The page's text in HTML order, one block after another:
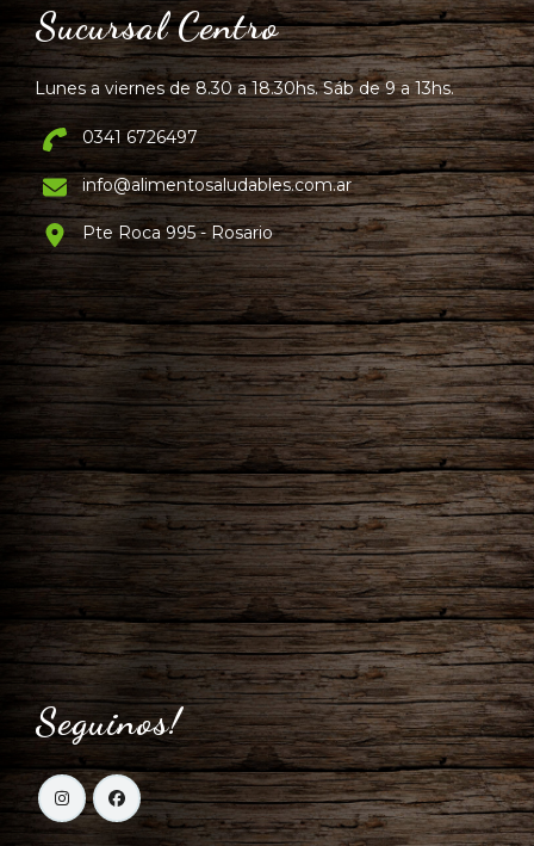
Sucursal Centro
Lunes a viernes de 8.30 a 18.30hs. Sáb de 9 a 13hs.
0341 6726497
info@alimentosaludables.com.ar
Pte Roca 995 - Rosario
Seguinos!